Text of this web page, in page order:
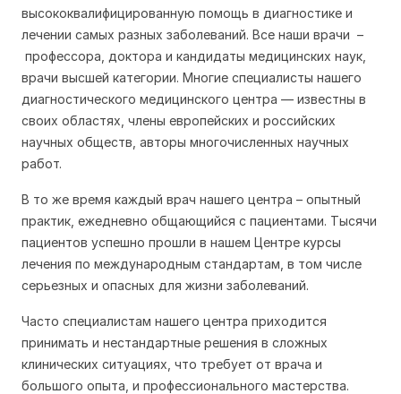
высококвалифицированную помощь в диагностике и
лечении самых разных заболеваний. Все наши врачи –
профессора, доктора и кандидаты медицинских наук,
врачи высшей категории. Многие специалисты нашего
диагностического медицинского центра — известны в
своих областях, члены европейских и российских
научных обществ, авторы многочисленных научных
работ.
В то же время каждый врач нашего центра – опытный
практик, ежедневно общающийся с пациентами. Тысячи
пациентов успешно прошли в нашем Центре курсы
лечения по международным стандартам, в том числе
серьезных и опасных для жизни заболеваний.
Часто специалистам нашего центра приходится
принимать и нестандартные решения в сложных
клинических ситуациях, что требует от врача и
большого опыта, и профессионального мастерства.